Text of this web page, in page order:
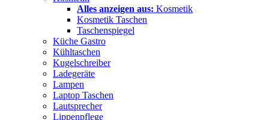
Alles anzeigen aus: Kosmetik
Kosmetik Taschen
Taschenspiegel
Küche Gastro
Kühltaschen
Kugelschreiber
Ladegeräte
Lampen
Laptop Taschen
Lautsprecher
Lippenpflege